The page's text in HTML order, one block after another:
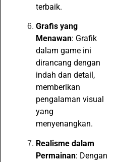
terbaik.
Grafis yang
Menawan: Grafik
dalam game ini
dirancang dengan
indah dan detail,
memberikan
pengalaman visual
yang
menyenangkan.
Realisme dalam
Permainan: Dengan